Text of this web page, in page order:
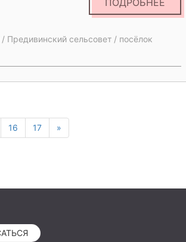
ПОДРОБНЕЕ
Предивинский сельсовет / посёлок
16 17 »